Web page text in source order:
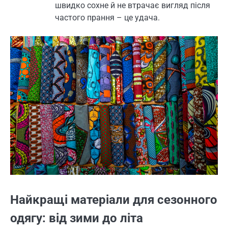
швидко сохне й не втрачає вигляд після
частого прання – це удача.
Найкращі матеріали для сезонного
одягу: від зими до літа